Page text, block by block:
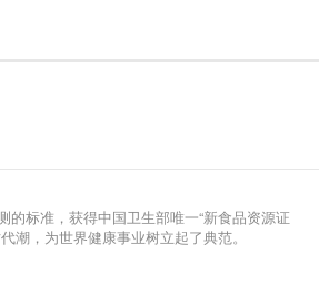
标准，获得中国卫生部唯一“新食品资源证
潮，为世界健康事业树立起了典范。